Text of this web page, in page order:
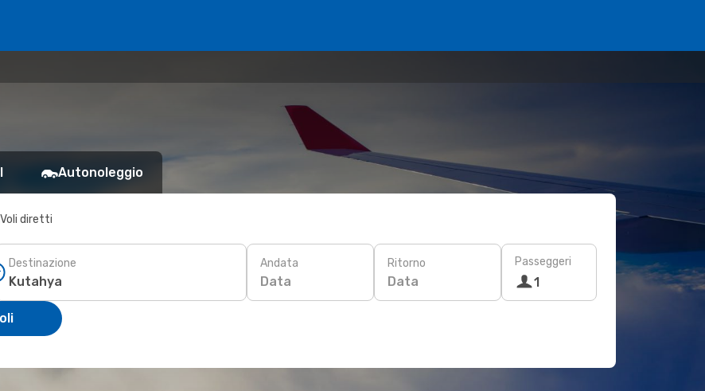
Autonoleggio
Voli diretti
Destinazione Andata
Data
Ritorno
Data
Passeggeri
1